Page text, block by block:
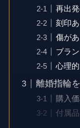
再出
刻印
傷が
ブラ
心理
離婚指輪
購入
付属